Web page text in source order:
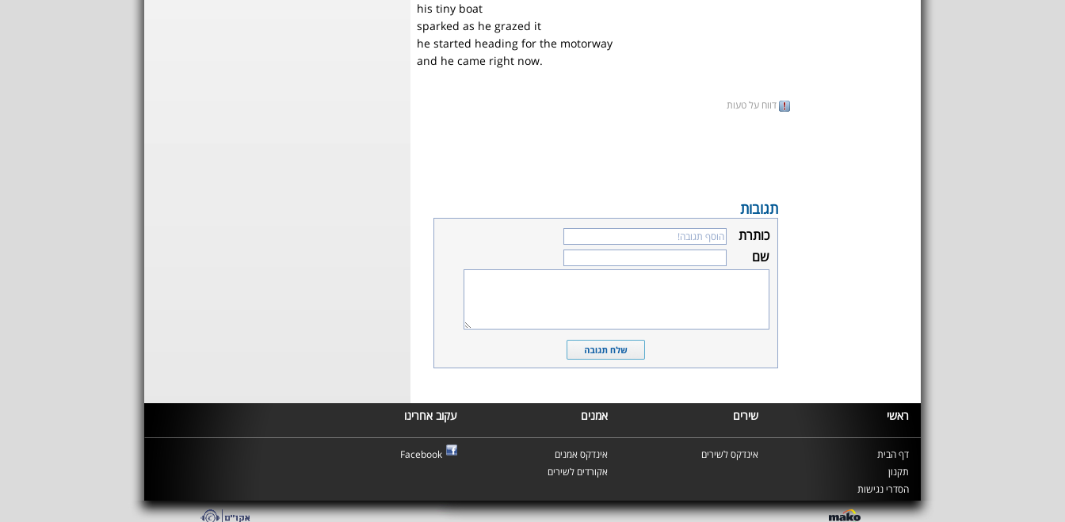
his tiny boat
sparked as he grazed it
he started heading for the motorway
and he came right now.
דווח על טעות
תגובות
כותרת
שם
ראשי שירים אמנים עקוב אחרינו
דף הבית
תקנון
הסדרי נגישות
אינדקס לשירים
אינדקס אמנים
אקורדים לשירים
Facebook